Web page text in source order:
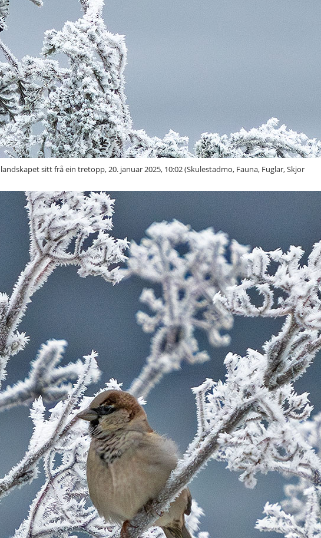
sitt frå ein tretopp, 20. januar 2025, 10:02 (Skulestadmo, Fauna, Fuglar, Skjor